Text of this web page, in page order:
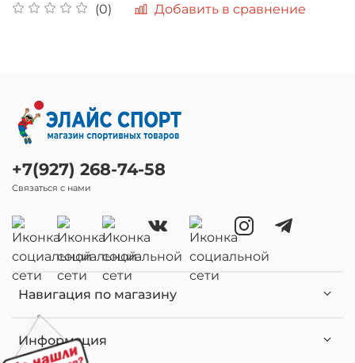
(0) Добавить в сравнение
Навигация по магазину
Информация
+7(927) 268-74-58
Связаться с нами